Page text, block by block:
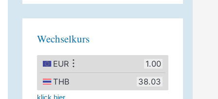
Wechselkurs